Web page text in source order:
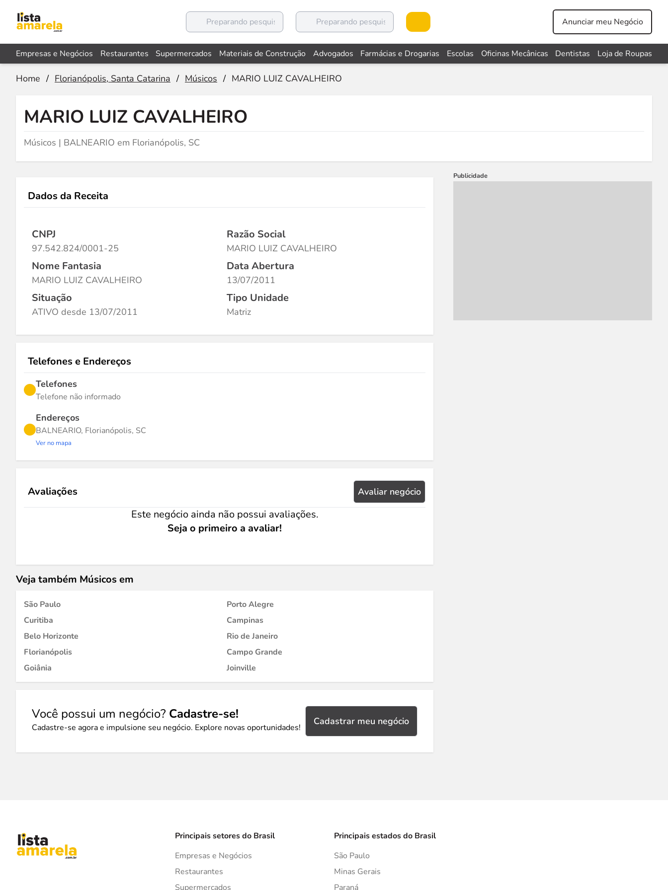
Anunciar meu Negócio
Empresas e Negócios Restaurantes Supermercados Materiais de Construção Advogados Farmácias e Drogarias Escolas Oficinas Mecânicas Dentistas Loja de Roupas
Home / Florianópolis, Santa Catarina / Músicos / MARIO LUIZ CAVALHEIRO
MARIO LUIZ CAVALHEIRO
Músicos | BALNEARIO em Florianópolis, SC
Dados da Receita
CNPJ
97.542.824/0001-25
Razão Social
MARIO LUIZ CAVALHEIRO
Nome Fantasia
MARIO LUIZ CAVALHEIRO
Data Abertura
13/07/2011
Situação
ATIVO desde 13/07/2011
Tipo Unidade
Matriz
Telefones e Endereços
Telefones
Telefone não informado
Endereços
BALNEARIO, Florianópolis, SC
Ver no mapa
Avaliações Avaliar negócio
Este negócio ainda não possui avaliações.
Seja o primeiro a avaliar!
Veja também Músicos em
São Paulo
Porto Alegre
Curitiba
Campinas
Belo Horizonte
Rio de Janeiro
Florianópolis
Campo Grande
Goiânia
Joinville
Você possui um negócio? Cadastre-se!
Cadastre-se agora e impulsione seu negócio. Explore novas oportunidades!
Cadastrar meu negócio
Publicidade
Principais setores do Brasil
Empresas e Negócios
Restaurantes
Supermercados
Principais estados do Brasil
São Paulo
Minas Gerais
Paraná